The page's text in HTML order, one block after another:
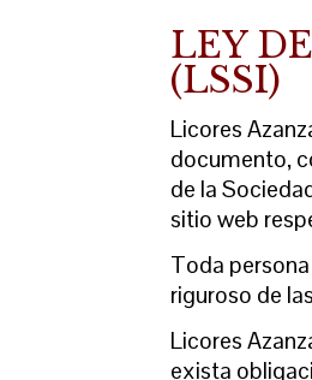
LEY
(LSSI)
Licores
documento,
de la
sitio web
Toda
riguroso de
Licores
exista